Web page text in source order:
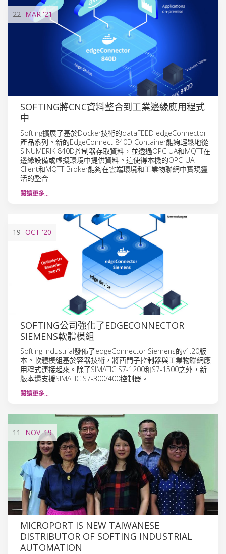
22 MAR '21
SOFTING將CNC資料整合到工業邊緣應用程式
中
Softing擴展了基於Docker技術的dataFEED edgeConnector
產品系列。新的EdgeConnect 840D Container能夠輕鬆地從
SINUMERIK 840D控制器存取資料，並透過OPC UA和MQTT在
邊緣設備或虛擬環境中提供資料。這使得本機的OPC-UA
Client和MQTT Broker能夠在雲端環境和工業物聯網中實現靈
活的整合
閱讀更多…
19 OCT '20
SOFTING公司強化了EDGECONNECTOR
SIEMENS軟體模組
Softing Industrial發佈了edgeConnector Siemens的v1.20版
本。軟體模組基於容器技術，將西門子控制器與工業物聯網應
用程式連接起來。除了SIMATIC S7-1200和S7-1500之外，新
版本還支援SIMATIC S7-300/400控制器。
閱讀更多…
11 NOV'19
MICROPORT IS NEW TAIWANESE
DISTRIBUTOR OF SOFTING INDUSTRIAL
AUTOMATION